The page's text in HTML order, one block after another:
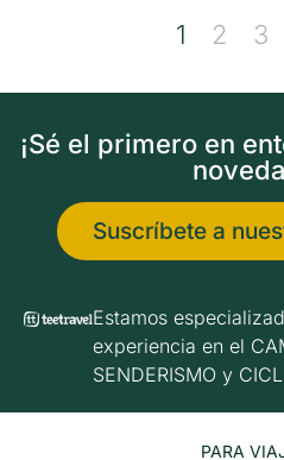
1 2 3
¡Sé el primero en
Suscríbete a
Estamos
experiencia en el
SENDERISMO y
PARA